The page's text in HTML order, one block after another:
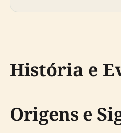
História e
Origens e